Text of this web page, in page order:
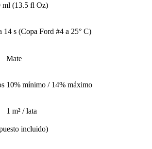
ml (13.5 fl Oz)
14 s (Copa Ford #4 a 25° C)
Mate
10% mínimo / 14% máximo
1 m² / lata
incluido)